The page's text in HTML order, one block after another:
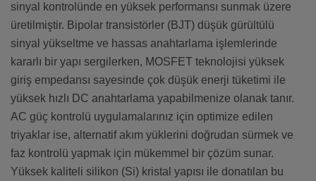
sinyal kontrolünde en yüksek performansı sunmak üzere
üretilmiştir. Bipolar transistörler (BJT) düşük gürültülü
sinyal yükseltme ve hassas anahtarlama işlemlerinde
kararlı bir yapı sergilerken, MOSFET teknolojisi yüksek
giriş empedansı sayesinde çok düşük enerji tüketimi ile
yüksek hızlı DC anahtarlama yapabilmenize olanak tanır.
AC güç kontrolü uygulamalarınız için optimize edilen
triyaklar ise, alternatif akım yüklerini doğrudan sürmek ve
faz kontrolü yapmak için mükemmel bir çözüm sunar.
Yüksek kaliteli silikon (Si) kristal yapısı ile donatılan bu